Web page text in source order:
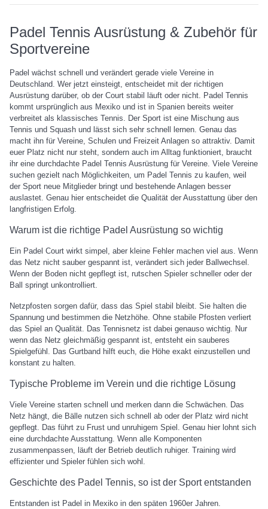
Padel Tennis Ausrüstung & Zubehör für
Sportvereine
Padel wächst schnell und verändert gerade viele Vereine in
Deutschland. Wer jetzt einsteigt, entscheidet mit der richtigen
Ausrüstung darüber, ob der Court stabil läuft oder nicht. Padel Tennis
kommt ursprünglich aus Mexiko und ist in Spanien bereits weiter
verbreitet als klassisches Tennis. Der Sport ist eine Mischung aus
Tennis und Squash und lässt sich sehr schnell lernen. Genau das
macht ihn für Vereine, Schulen und Freizeit Anlagen so attraktiv. Damit
euer Platz nicht nur steht, sondern auch im Alltag funktioniert, braucht
ihr eine durchdachte Padel Tennis Ausrüstung für Vereine. Viele Vereine
suchen gezielt nach Möglichkeiten, um Padel Tennis zu kaufen, weil
der Sport neue Mitglieder bringt und bestehende Anlagen besser
auslastet. Genau hier entscheidet die Qualität der Ausstattung über den
langfristigen Erfolg.
Warum ist die richtige Padel Ausrüstung so wichtig
Ein Padel Court wirkt simpel, aber kleine Fehler machen viel aus. Wenn
das Netz nicht sauber gespannt ist, verändert sich jeder Ballwechsel.
Wenn der Boden nicht gepflegt ist, rutschen Spieler schneller oder der
Ball springt unkontrolliert.
Netzpfosten sorgen dafür, dass das Spiel stabil bleibt. Sie halten die
Spannung und bestimmen die Netzhöhe. Ohne stabile Pfosten verliert
das Spiel an Qualität. Das Tennisnetz ist dabei genauso wichtig. Nur
wenn das Netz gleichmäßig gespannt ist, entsteht ein sauberes
Spielgefühl. Das Gurtband hilft euch, die Höhe exakt einzustellen und
konstant zu halten.
Typische Probleme im Verein und die richtige Lösung
Viele Vereine starten schnell und merken dann die Schwächen. Das
Netz hängt, die Bälle nutzen sich schnell ab oder der Platz wird nicht
gepflegt. Das führt zu Frust und unruhigem Spiel. Genau hier lohnt sich
eine durchdachte Ausstattung. Wenn alle Komponenten
zusammenpassen, läuft der Betrieb deutlich ruhiger. Training wird
effizienter und Spieler fühlen sich wohl.
Geschichte des Padel Tennis, so ist der Sport entstanden
Entstanden ist Padel in Mexiko in den späten 1960er Jahren.